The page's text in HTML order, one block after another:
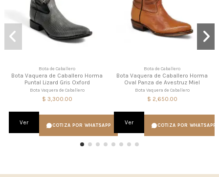
Bota de Caballero
Bota Vaquera de Caballero Horma
Puntal Lizard Gris Oxford
Bota Vaquera de Caballero
$ 3,300.00
Ver COTIZA POR WHATSAPP
Bota de Caballero
Bota Vaquera de Caballero Horma
Oval Panza de Avestruz Miel
Bota Vaquera de Caballero
$ 2,650.00
Ver COTIZA POR WHATSAPP